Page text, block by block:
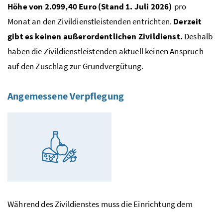
Höhe von 2.099,40 Euro (Stand 1. Juli 2026) pro
Monat an den Zivildienstleistenden entrichten. Derzeit
gibt es keinen außerordentlichen Zivildienst. Deshalb
haben die Zivildienstleistenden aktuell keinen Anspruch
auf den Zuschlag zur Grundvergütung.
Angemessene Verpflegung
Während des Zivildienstes muss die Einrichtung dem